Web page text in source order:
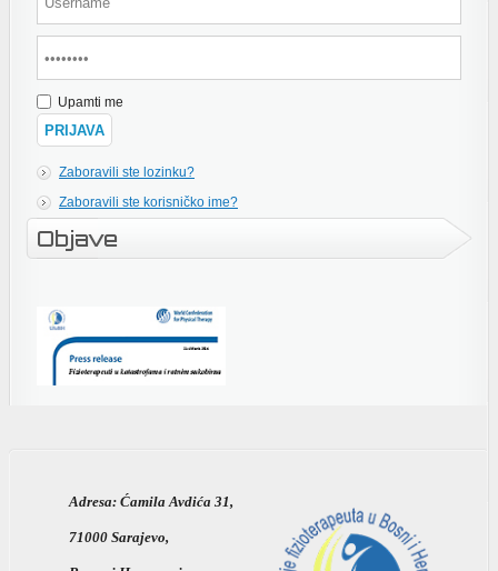
Upamti me
Zaboravili ste lozinku?
Zaboravili ste korisničko ime?
Objave
Adresa: Ćamila Avdića 31,
71000 Sarajevo,